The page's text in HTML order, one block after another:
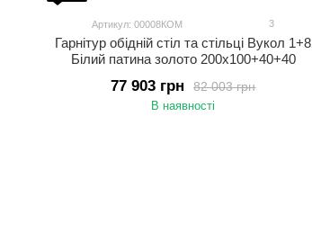
Артикул: 00008КОМ 3
Гарнітур обідній стіл та стільці Вукол 1+8
Білий патина золото 200х100+40+40
82 003 грн
77 903 грн
В наявності